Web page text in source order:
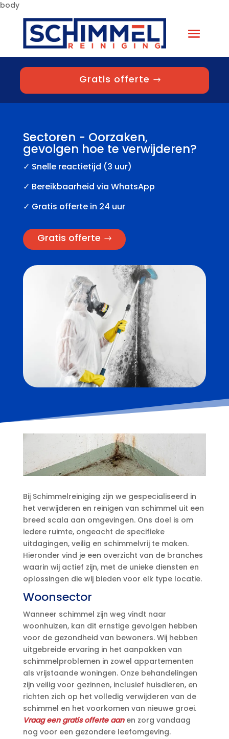
body
Gratis offerte
Sectoren - Oorzaken,
gevolgen hoe te verwijderen?
✓ Snelle reactietijd (3 uur)
✓ Bereikbaarheid via WhatsApp
✓ Gratis offerte in 24 uur
Gratis offerte
Bij Schimmelreiniging zijn we gespecialiseerd in
het verwijderen en reinigen van schimmel uit een
breed scala aan omgevingen. Ons doel is om
iedere ruimte, ongeacht de specifieke
uitdagingen, veilig en schimmelvrij te maken.
Hieronder vind je een overzicht van de branches
waarin wij actief zijn, met de unieke diensten en
oplossingen die wij bieden voor elk type locatie.
Woonsector
Wanneer schimmel zijn weg vindt naar
woonhuizen, kan dit ernstige gevolgen hebben
voor de gezondheid van bewoners. Wij hebben
uitgebreide ervaring in het aanpakken van
schimmelproblemen in zowel appartementen
als vrijstaande woningen. Onze behandelingen
zijn veilig voor gezinnen, inclusief huisdieren, en
richten zich op het volledig verwijderen van de
schimmel en het voorkomen van nieuwe groei.
Vraag een gratis offerte aanen zorg vandaag
nog voor een gezondere leefomgeving.